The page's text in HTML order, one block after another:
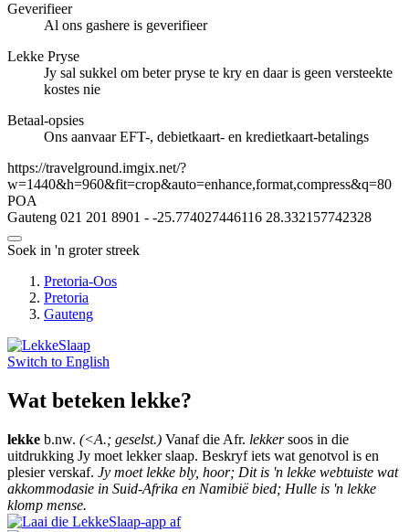
Geverifieer
Al ons gashere is geverifieer
Lekke Pryse
Jy sal sukkel om beter pryse te kry en daar is geen versteekte
kostes nie
Betaal-opsies
Ons aanvaar EFT-, debietkaart- en kredietkaart-betalings
https://travelground.imgix.net/?
w=1440&h=960&fit=crop&auto=enhance,format,compress&q=80
POA
Gauteng 021 201 8901 - -25.774027446116 28.332157742328
Soek in 'n groter streek
Pretoria-Oos
Pretoria
Gauteng
Switch to English
Wat beteken lekke?
lekke b.nw. (<A.; geselst.) Vanaf die Afr. lekkersoos in die
uitdrukking Jy moet lekker slaap. Beskryf iets wat genotvol is en
plesier verskaf. Jy moet lekke bly, hoor; Dit is 'n lekke webtuiste wat
akkommodasie in Suid-Afrika en Namibië bied; Hulle is 'n lekke
klomp mense.